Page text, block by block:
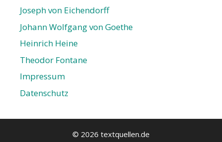
Joseph von Eichendorff
Johann Wolfgang von Goethe
Heinrich Heine
Theodor Fontane
Impressum
Datenschutz­
© 2026 textquellen.de